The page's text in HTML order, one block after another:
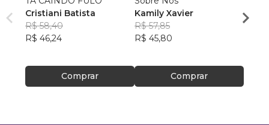
Cristiani Batista
R$ 58,40
R$ 46,24
Comprar
Kamily Xavier
R$ 57,85
R$ 45,80
Comprar
R$